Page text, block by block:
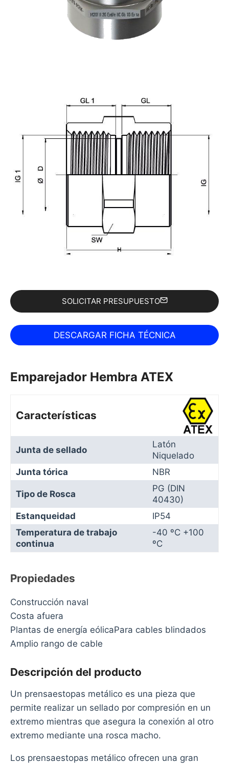
SOLICITAR PRESUPUESTO
Emparejador Hembra ATEX
Características
Junta de sellado
Latón
Niquelado
Junta tórica
NBR
Tipo de Rosca
PG (DIN
40430)
Estanqueidad
IP54
Temperatura de trabajo
continua
-40 ºC +100
ºC
Propiedades
Construcción naval
Costa afuera
Plantas de energía eólicaPara cables blindados
Amplio rango de cable
Descripción del producto
Un prensaestopas metálico es una pieza que
permite realizar un sellado por compresión en un
extremo mientras que asegura la conexión al otro
extremo mediante una rosca macho.
Los prensaestopas metálico ofrecen una gran